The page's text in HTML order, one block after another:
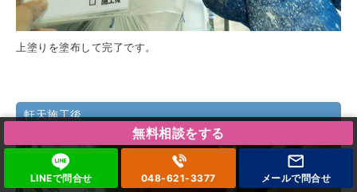
無料相談をする
LINEで問合せ 048-621-3377 メールで問合せ
上塗りを塗布して完了です。
軒天施工後